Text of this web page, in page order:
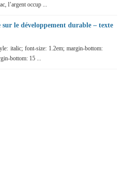
l’argent occup ...
le développement durable – texte
italic; font-size: 1.2em; margin-bottom:
bottom: 15 ...